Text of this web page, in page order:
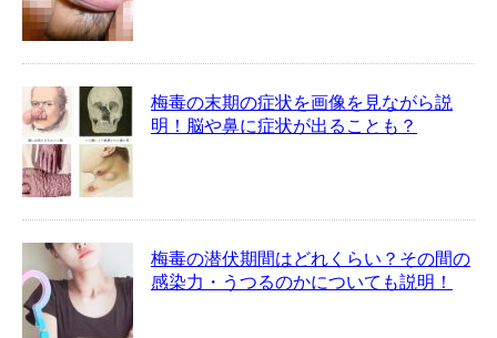
梅毒の末期の症状を画像を見ながら説
明！脳や鼻に症状が出ることも？
梅毒の潜伏期間はどれくらい？その間の
感染力・うつるのかについても説明！